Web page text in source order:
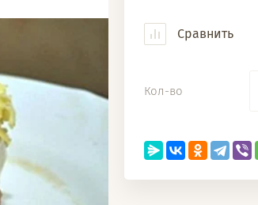
Сравнить
Кол-во